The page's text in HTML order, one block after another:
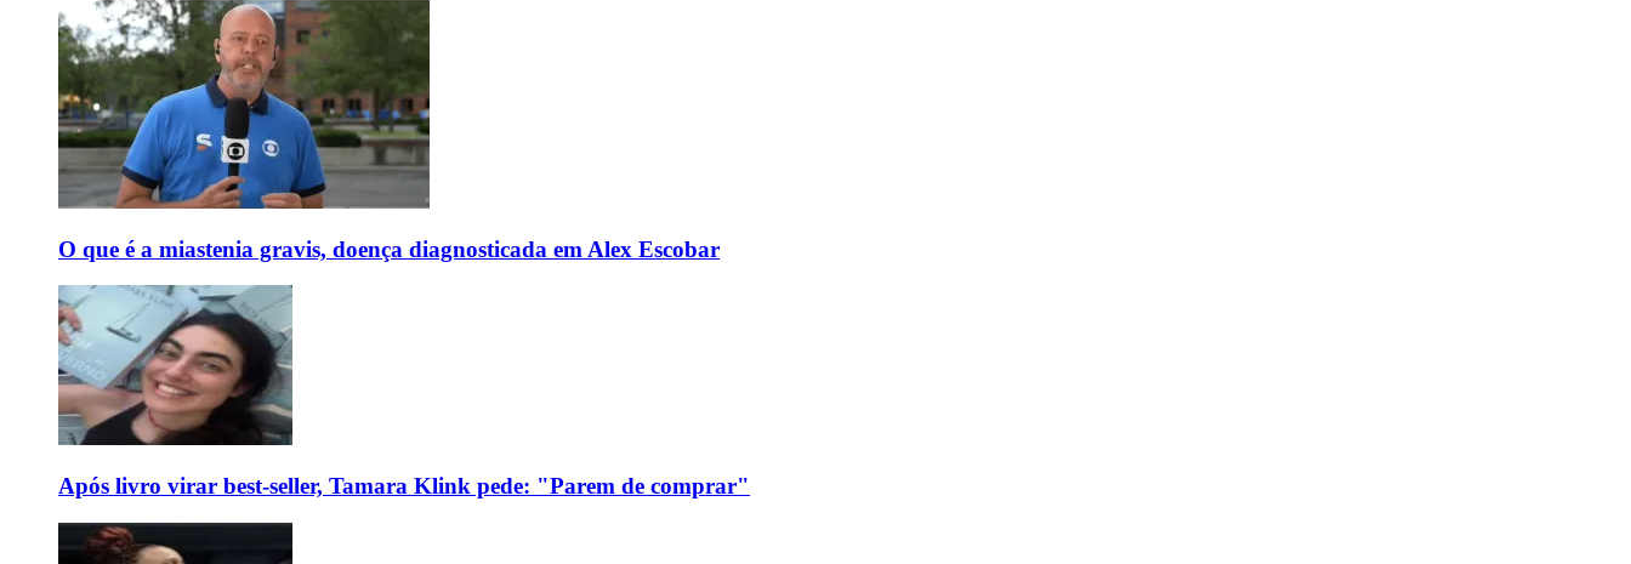
O que é a miastenia gravis, doença diagnosticada em Alex Escobar
Após livro virar best-seller, Tamara Klink pede: "Parem de comprar"